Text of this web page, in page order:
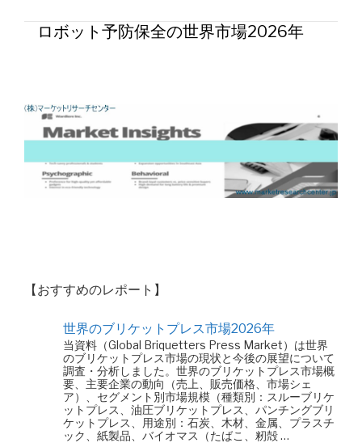
ロボット予防保全の世界市場2026年
【おすすめのレポート】
世界のブリケットプレス市場2026年
当資料（Global Briquetters Press Market）は世界
のブリケットプレス市場の現状と今後の展望について
調査・分析しました。世界のブリケットプレス市場概
要、主要企業の動向（売上、販売価格、市場シェ
ア）、セグメント別市場規模（種類別：スルーブリケ
ットプレス、油圧ブリケットプレス、パンチングブリ
ケットプレス、用途別：石炭、木材、金属、プラスチ
ック、紙製品、バイオマス（たばこ、籾殻 …